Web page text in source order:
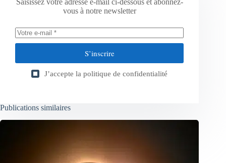
Saisissez votre adresse e-mail ci-dessous et abonnez-
vous à notre newsletter
S’inscrire
J’accepte la politique de confidentialité
Publications similaires